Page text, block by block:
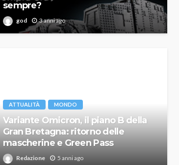
sempre?
god 3 anni ago
ATTUALITÀ MONDO
Variante Omicron, il piano B della
Gran Bretagna: ritorno delle
mascherine e Green Pass
Redazione 5 anni ago